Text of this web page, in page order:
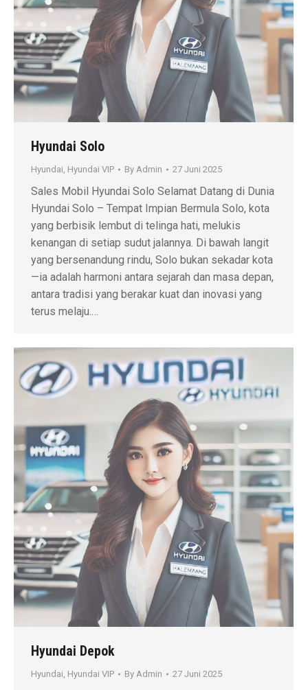
Hyundai Solo
Hyundai, Hyundai VIP By Admin 27 Juni 2025
Sales Mobil Hyundai Solo Selamat Datang di Dunia
Hyundai Solo – Tempat Impian Bermula Solo, kota
yang berbisik lembut di telinga hati, melukis
kenangan di setiap sudut jalannya. Di bawah langit
yang bersenandung rindu, Solo bukan sekadar kota
—ia adalah harmoni antara sejarah dan masa depan,
antara tradisi yang berakar kuat dan inovasi yang
terus melaju.…
Hyundai Depok
Hyundai, Hyundai VIP By Admin 27 Juni 2025